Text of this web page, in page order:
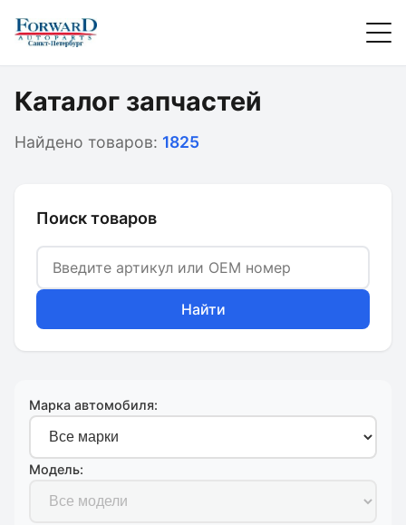
Каталог запчастей
Найдено товаров: 1825
Поиск товаров
Найти
Марка автомобиля:
Модель: